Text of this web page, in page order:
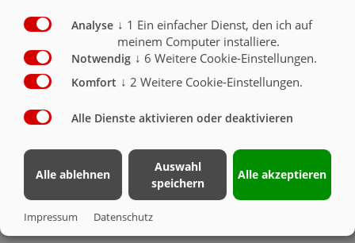
Hochwertiges Kettenband für verlässlichen
Materialtransport
Verschiedene
von Einsteiger bis Profi für
optimal dosiertes Streuen
Hydraulische Deichselfederung
in Serie
Tellerstreuwerk
varioSPLASH
Analyse ↓ 1 Ein einfacher Dienst, den ich auf
meinem Computer installiere.
Notwendig ↓ 6 Weitere Cookie-Einstellungen.
Komfort ↓ 2 Weitere Cookie-Einstellungen.
Alle Dienste aktivieren oder deaktivieren
Alle ablehnen
Auswahl
speichern
Alle akzeptieren
Impressum Datenschutz